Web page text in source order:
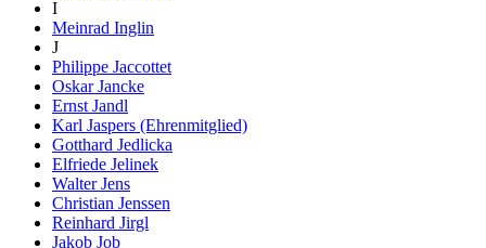
I
Meinrad Inglin
J
Philippe Jaccottet
Oskar Jancke
Ernst Jandl
Karl Jaspers (Ehrenmitglied)
Gotthard Jedlicka
Elfriede Jelinek
Walter Jens
Christian Jenssen
Reinhard Jirgl
Jakob Job